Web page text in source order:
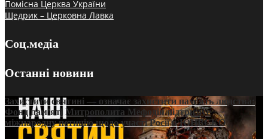
Помісна Церква України
Щедрик – Церковна Лавка
Соц.медіа
Останні новини
Захистити святині — означає захистити пам’ять людства:
Фонд пам’яті Митрополита Мефодія підтримує
міжнародну петицію щодо участі Росії в ЮНЕСКО